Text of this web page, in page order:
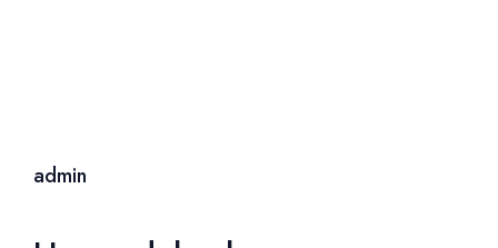
admin